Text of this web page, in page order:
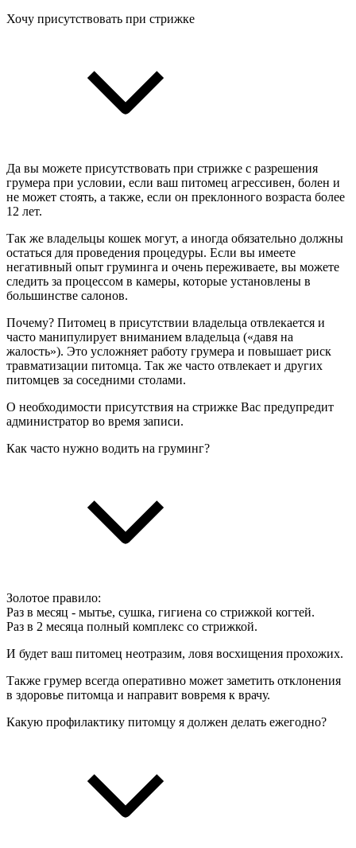
Хочу присутствовать при стрижке
Да вы можете присутствовать при стрижке с разрешения
грумера при условии, если ваш питомец агрессивен, болен и
не может стоять, а также, если он преклонного возраста более
12 лет.
Так же владельцы кошек могут, а иногда обязательно должны
остаться для проведения процедуры. Если вы имеете
негативный опыт груминга и очень переживаете, вы можете
следить за процессом в камеры, которые установлены в
большинстве салонов.
Почему? Питомец в присутствии владельца отвлекается и
часто манипулирует вниманием владельца («давя на
жалость»). Это усложняет работу грумера и повышает риск
травматизации питомца. Так же часто отвлекает и других
питомцев за соседними столами.
О необходимости присутствия на стрижке Вас предупредит
администратор во время записи.
Как часто нужно водить на груминг?
Золотое правило:
Раз в месяц - мытье, сушка, гигиена со стрижкой когтей.
Раз в 2 месяца полный комплекс со стрижкой.
И будет ваш питомец неотразим, ловя восхищения прохожих.
Также грумер всегда оперативно может заметить отклонения
в здоровье питомца и направит вовремя к врачу.
Какую профилактику питомцу я должен делать ежегодно?